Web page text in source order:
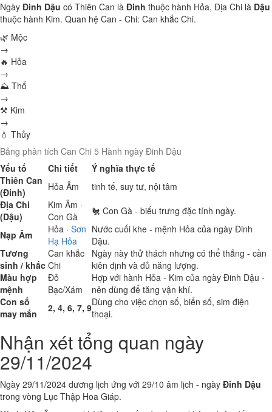
Ngày Đinh Dậu có Thiên Can là Đinh thuộc hành Hỏa, Địa Chi là Dậu
thuộc hành Kim. Quan hệ Can - Chi: Can khắc Chi.
🌿 Mộc
→
🔥 Hỏa
→
⛰ Thổ
→
⚒ Kim
→
💧 Thủy
Bảng phân tích Can Chi 5 Hành ngày Đinh Dậu
Yếu tố
Chi tiết
Ý nghĩa thực tế
Thiên Can
(Đinh)
Hỏa Âm
tinh tế, suy tư, nội tâm
Địa Chi
(Dậu)
Kim Âm ·
Con Gà
🐔 Con Gà - biểu trưng đặc tính ngày.
Nạp Âm
Hỏa · Sơn
Hạ Hỏa
Nước cuối khe - mệnh Hỏa của ngày Đinh
Dậu.
Tương
sinh / khắc
Can khắc
Chi
Ngày này thử thách nhưng có thể thắng - cần
kiên định và đủ năng lượng.
Màu hợp
mệnh
Đỏ
Bạc/Xám
Hợp với hành Hỏa - Kim của ngày Đinh Dậu -
nên dùng để tăng vận khí.
Con số
may mắn
2, 4, 6, 7, 9Dùng cho việc chọn số, biển số, sim điện
thoại.
Nhận xét tổng quan ngày
29/11/2024
Ngày 29/11/2024 dương lịch ứng với 29/10 âm lịch - ngày Đinh Dậu
trong vòng Lục Thập Hoa Giáp.